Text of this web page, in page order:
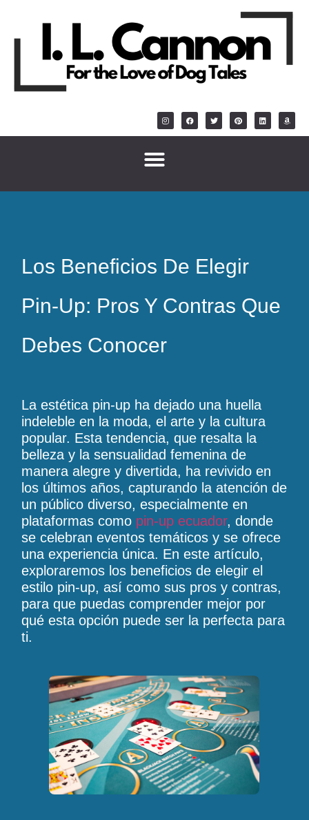
Los Beneficios De Elegir
Pin-Up: Pros Y Contras Que
Debes Conocer
La estética pin-up ha dejado una huella
indeleble en la moda, el arte y la cultura
popular. Esta tendencia, que resalta la
belleza y la sensualidad femenina de
manera alegre y divertida, ha revivido en
los últimos años, capturando la atención de
un público diverso, especialmente en
plataformas como pin-up ecuador, donde
se celebran eventos temáticos y se ofrece
una experiencia única. En este artículo,
exploraremos los beneficios de elegir el
estilo pin-up, así como sus pros y contras,
para que puedas comprender mejor por
qué esta opción puede ser la perfecta para
ti.